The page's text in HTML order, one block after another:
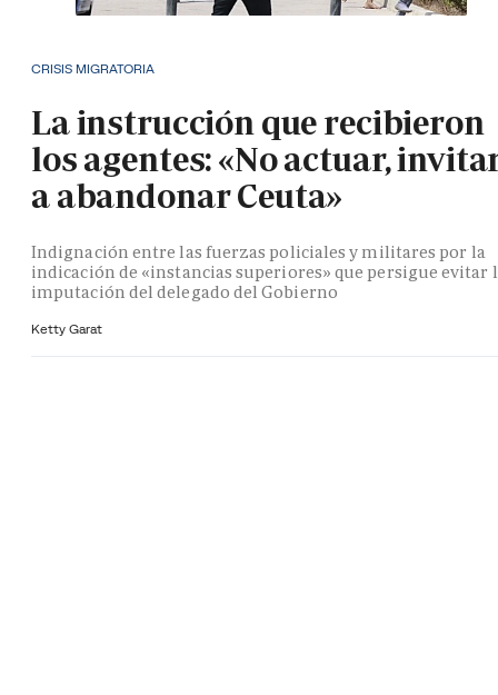
CRISIS MIGRATORIA
La instrucción que recibieron
los agentes: «No actuar,
a abandonar Ceuta»
Indignación entre las fuerzas policiales y militares por la
indicación de «instancias superiores» que persigue evitar
imputación del delegado del Gobierno
Ketty Garat